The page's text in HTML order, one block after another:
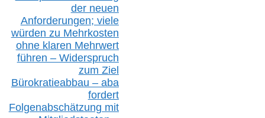
der neuen
Anforderungen; viele
würden zu Mehrkosten
ohne klaren Mehrwert
führen – Widerspruch
zum Ziel
Bürokratieabbau – aba
fordert
Folgenabschätzung mit